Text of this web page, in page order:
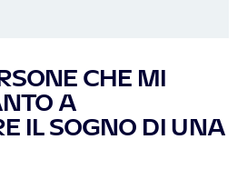
CHE MI
A
IL SOGNO DI UNA